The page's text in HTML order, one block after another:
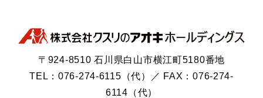
〒924-8510 石川県白山市横江町5180番地
TEL：076-274-6115（代）／ FAX：076-274-
6114（代）